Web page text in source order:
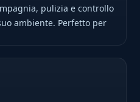
pulizia e controllo
ambiente. Perfetto per